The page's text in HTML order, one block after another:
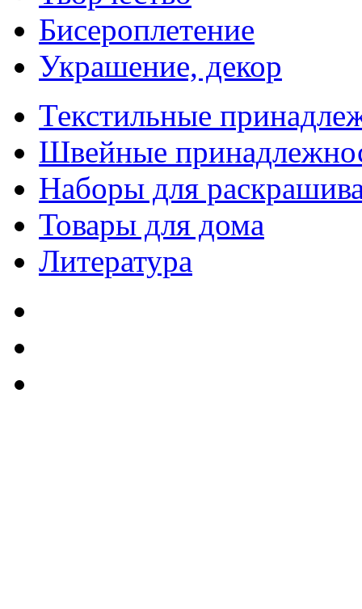
Бисероплетение
Украшение, декор
Текстильные
Швейные
Наборы для
Товары для дома
Литература